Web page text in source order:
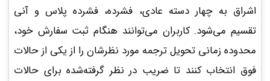
اشراق به چهار دسته عادی، فشرده، فشرده پلاس و آنی
تقسیم می‌شود. کاربران می‌توانند هنگام ثبت سفارش خود،
محدوده زمانی تحویل ترجمه مورد نظرشان را از یکی از حالات
فوق انتخاب کنند تا ضریب در نظر گرفته‌شده برای حالات